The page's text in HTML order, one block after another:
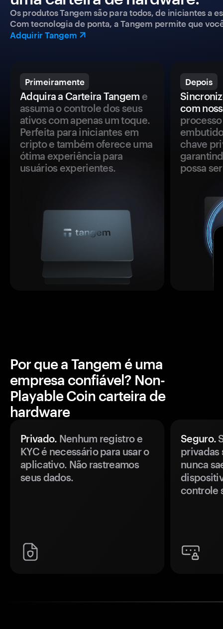
Os produtos Tangem são para todos, de iniciantes a
Com tecnologia de ponta, a Tangem permite que
Adquirir Tangem
Primeiramente
Adquira a Carteira Tangem e
assuma o controle dos seus
ativos com apenas um toque.
Perfeita para iniciantes em
cripto e também oferece uma
ótima experiência para
usuários experientes.
Depois
com
chave
possa
Por que a Tangem é uma
empresa confiável? Non-
Playable Coin carteira de
hardware
Privado. Nenhum registro e
KYC é necessário para usar o
aplicativo. Não rastreamos
seus dados.
Seguro.
privadas
nunca
controle